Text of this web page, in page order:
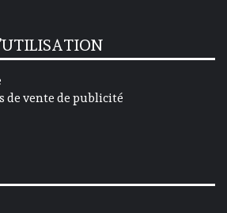
de vente de publicité